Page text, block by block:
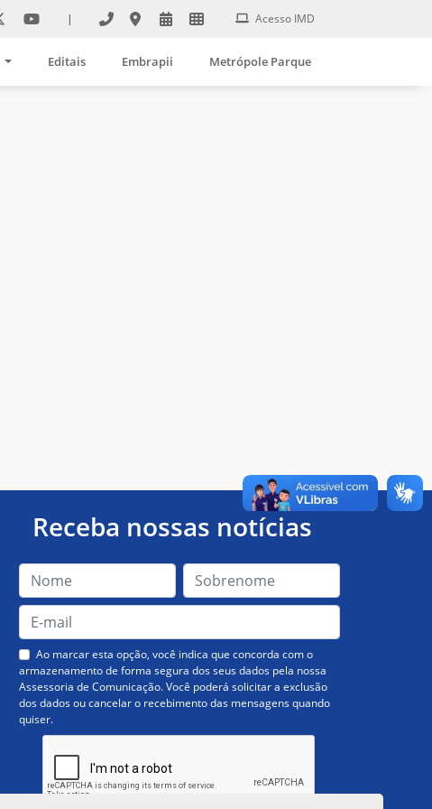
| Acesso IMD
Editais Embrapii Metrópole Parque
Receba nossas notícias
Ao marcar esta opção, você indica que concorda com o
armazenamento de forma segura dos seus dados pela nossa
Assessoria de Comunicação. Você poderá solicitar a exclusão
dos dados ou cancelar o recebimento das mensagens quando
quiser.